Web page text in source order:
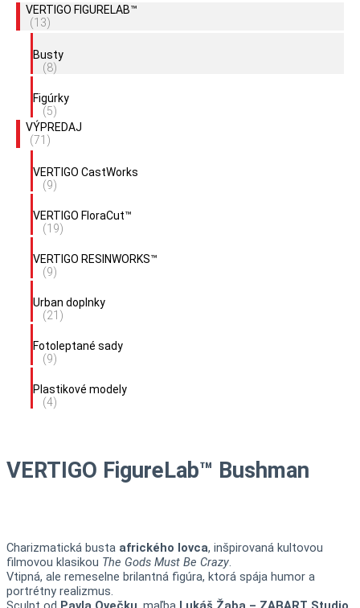
VERTIGO FIGURELAB™
(13)
Busty
(8)
Figúrky
(5)
VÝPREDAJ
(71)
VERTIGO CastWorks
(9)
VERTIGO FloraCut™
(19)
VERTIGO RESINWORKS™
(9)
Urban doplnky
(21)
Fotoleptané sady
(9)
Plastikové modely
(4)
VERTIGO FigureLab™ Bushman
Charizmatická busta afrického lovca, inšpirovaná kultovou
filmovou klasikou The Gods Must Be Crazy.
Vtipná, ale remeselne brilantná figúra, ktorá spája humor a
portrétny realizmus.